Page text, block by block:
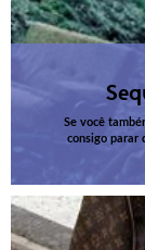
Se você
consigo parar